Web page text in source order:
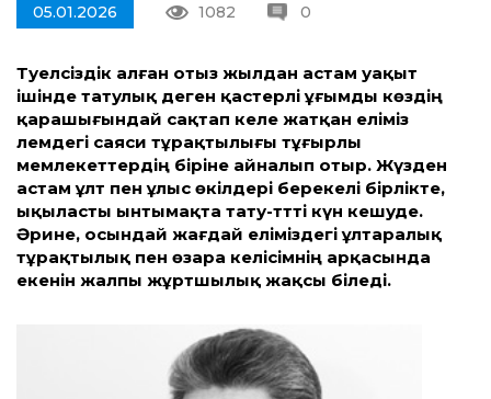
05.01.2026 1082 0
Тәуелсіздік алған отыз жылдан астам уақыт
ішінде татулық деген қастерлі ұғымды көздің
қарашығындай сақтап келе жатқан еліміз
әлемдегі саяси тұрақтылығы тұғырлы
мемлекеттердің біріне айналып отыр. Жүзден
астам ұлт пен ұлыс өкілдері берекелі бірлікте,
ықыласты ынтымақта тату-тәтті күн кешуде.
Әрине, осындай жағдай еліміздегі ұлтаралық
тұрақтылық пен өзара келісімнің арқасында
екенін жалпы жұртшылық жақсы біледі.